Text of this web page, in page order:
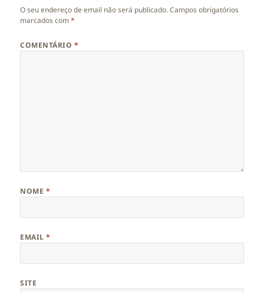
O seu endereço de email não será publicado. Campos obrigatórios
marcados com*
COMENTÁRIO *
NOME *
EMAIL*
SITE